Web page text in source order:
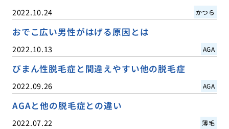
2022.10.24 かつら
おでこ広い男性がはげる原因とは
2022.10.13 AGA
びまん性脱毛症と間違えやすい他の脱毛症
2022.09.26 AGA
AGAと他の脱毛症との違い
2022.07.22 薄毛